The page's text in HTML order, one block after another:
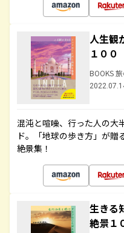
人生観
１００
BOOKS
混沌と喧噪、行った人の大
ド。「地球の歩き方」が
絶景集！
生きる
絶景１